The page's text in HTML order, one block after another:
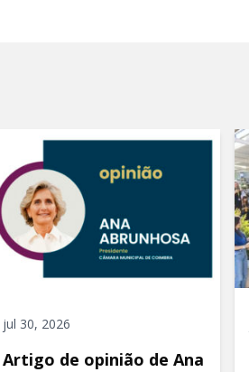
jul 30, 2026
Artigo de opinião de Ana